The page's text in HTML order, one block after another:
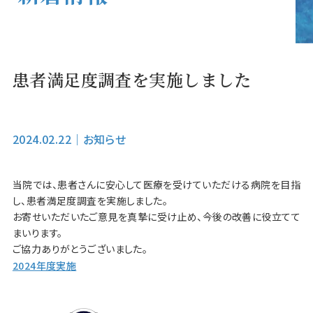
患者満足度調査を実施しました
2024.02.22 ｜ お知らせ
当院では、患者さんに安心して医療を受けていただける病院を目指
し、患者満足度調査を実施しました。
お寄せいただいたご意見を真摯に受け止め、今後の改善に役立てて
まいります。
ご協力ありがとうございました。
2024年度実施